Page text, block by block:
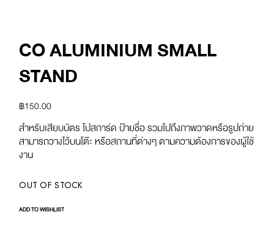
CO ALUMINIUM SMALL
STAND
฿150.00
สำหรับเสียบบัตร โปสการ์ด ป้ายชื่อ รวมไปถึงภาพวาดหรือรูปถ่าย
สามารถวางไว้บนโต๊ะ หรือสถานที่ต่างๆ ตามความต้องการของผู้ใช้
งาน
OUT OF STOCK
ADD TO WISHLIST